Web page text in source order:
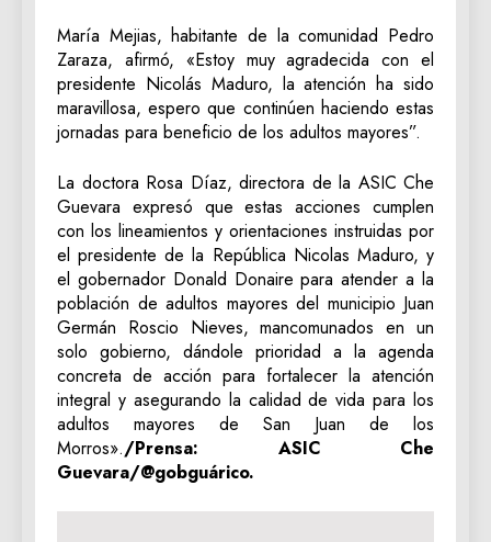
María Mejias, habitante de la comunidad Pedro
Zaraza, afirmó, «Estoy muy agradecida con el
presidente Nicolás Maduro, la atención ha sido
maravillosa, espero que continúen haciendo estas
jornadas para beneficio de los adultos mayores”.
La doctora Rosa Díaz, directora de la ASIC Che
Guevara expresó que estas acciones cumplen
con los lineamientos y orientaciones instruidas por
el presidente de la República Nicolas Maduro, y
el gobernador Donald Donaire para atender a la
población de adultos mayores del municipio Juan
Germán Roscio Nieves, mancomunados en un
solo gobierno, dándole prioridad a la agenda
concreta de acción para fortalecer la atención
integral y asegurando la calidad de vida para los
adultos mayores de San Juan de los
Morros»./Prensa: ASIC Che
Guevara/@gobguárico.